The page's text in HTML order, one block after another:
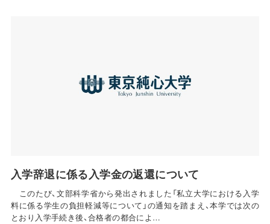
入学辞退に係る入学金の返還について
このたび、文部科学省から発出されました「私立大学における入学
料に係る学生の負担軽減等について」の通知を踏まえ、本学では次の
とおり入学手続き後、合格者の都合によ…